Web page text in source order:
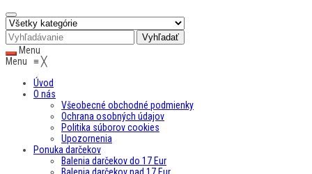
Menu
Menu ≡╳
Úvod
O nás
Všeobecné obchodné podmienky
Ochrana osobných údajov
Politika súborov cookies
Upozornenia
Ponuka darčekov
Balenia darčekov do 17 Eur